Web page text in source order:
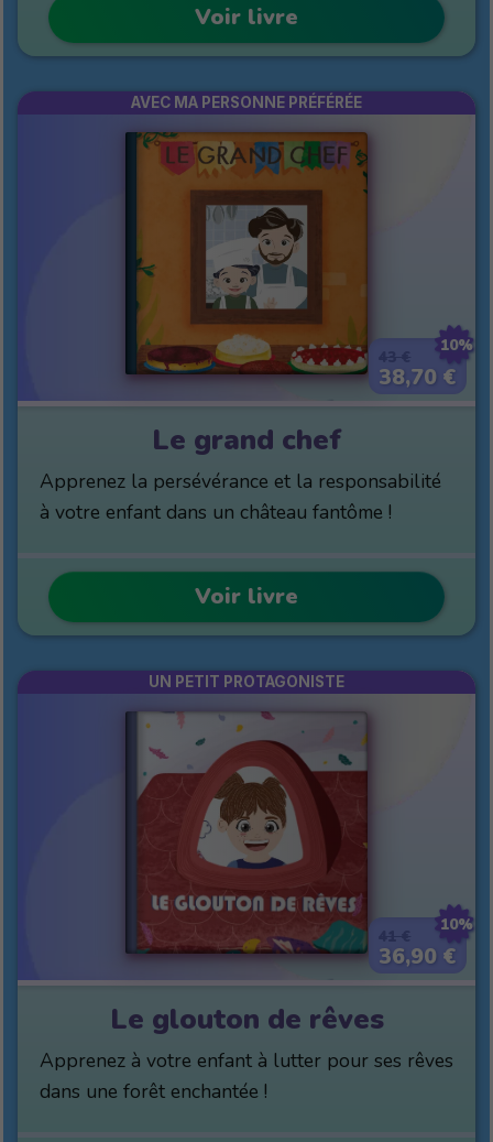
Voir livre
10%
38,70 €
AVEC MA PERSONNE PRÉFÉRÉE
Le grand chef
Apprenez la persévérance et la responsabilité
à votre enfant dans un château fantôme !
Voir livre
10%
36,90 €
UN PETIT PROTAGONISTE
Le glouton de rêves
Apprenez à votre enfant à lutter pour ses rêves
dans une forêt enchantée !